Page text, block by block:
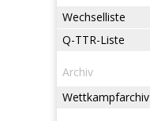
Wechselliste
Q-TTR-Liste
Archiv
Wettkampfarchiv